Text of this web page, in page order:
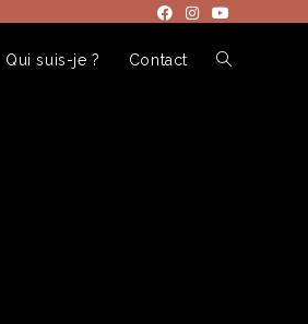
Qui suis-je ? Contact